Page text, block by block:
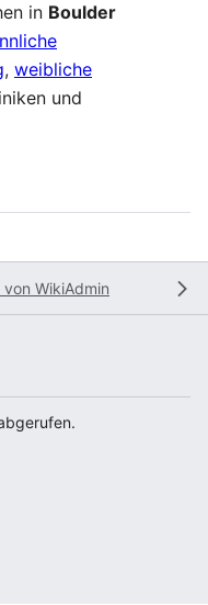
in Boulder
, weibliche
und
von WikiAdmin